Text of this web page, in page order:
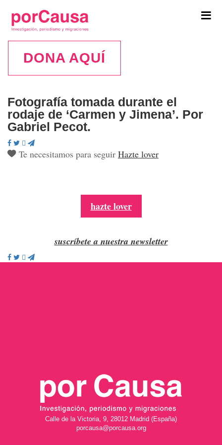
DONA AQUÍ
Fotografía tomada durante el
rodaje de ‘Carmen y Jimena’. Por
Gabriel Pecot.
Te necesitamos para seguir Hazte lover
hazte lover
suscríbete a nuestra newsletter
Calle de la Victoria, 9, 28012 Madrid (España)
porcausa@porcausa.org